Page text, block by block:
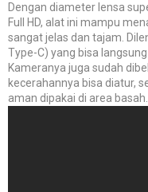
Dengan diameter lensa
Full HD, alat ini mampu
sangat jelas dan tajam.
Type-C) yang bisa
Kameranya juga sudah
kecerahannya bisa diatur,
aman dipakai di area basah.